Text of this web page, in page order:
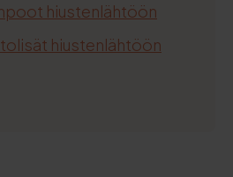
hiustenlähtöön
hiustenlähtöön